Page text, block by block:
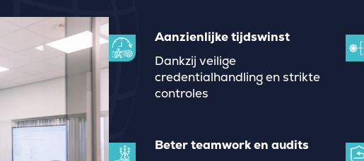
Aanzienlijke tijdswinst
Dankzij veilige
credentialhandling en strikte
controles
Beter teamwork en audits